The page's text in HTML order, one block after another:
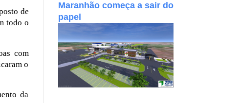
de
todo o
com
o
da
Maranhão começa a sair do
papel